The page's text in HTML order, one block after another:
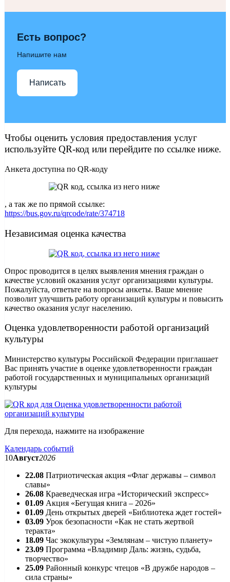
Есть вопрос?
Напишите нам
Написать
Чтобы оценить условия предоставления услуг
используйте QR-код или перейдите по ссылке ниже.
Анкета доступна по QR-коду
, а так же по прямой ссылке:
https://bus.gov.ru/qrcode/rate/374718
Независимая оценка качества
Опрос проводится в целях выявления мнения граждан о
качестве условий оказания услуг организациями культуры.
Пожалуйста, ответьте на вопросы анкеты. Ваше мнение
позволит улучшить работу организаций культуры и повысить
качество оказания услуг населению.
Оценка удовлетворенности работой организаций
культуры
Министерство культуры Российской Федерации приглашает
Вас принять участие в оценке удовлетворенности граждан
работой государственных и муниципальных организаций
культуры
Для перехода, нажмите на изображение
Календарь событий
10Август2026
22.08 Патриотическая акция «Флаг державы – символ
славы»
26.08 Краеведческая игра «Исторический экспресс»
01.09 Акция «Бегущая книга – 2026»
01.09 День открытых дверей «Библиотека ждет гостей»
03.09 Урок безопасности «Как не стать жертвой
теракта»
18.09 Час экокультуры «Землянам – чистую планету»
23.09 Программа «Владимир Даль: жизнь, судьба,
творчество»
25.09 Районный конкурс чтецов «В дружбе народов –
сила страны»